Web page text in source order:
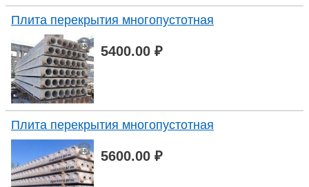
Плита перекрытия многопустотная
5400.00 ₽
Плита перекрытия многопустотная
5600.00 ₽